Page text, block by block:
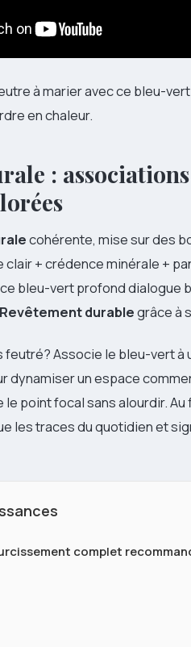
à marier avec ce bleu-
en chaleur.
:
cohérente, mise sur des
clair + crédence minérale +
ce bleu-vert profond
Revêtement durablegrâce à
feutré? Associe le bleu-vert à
dynamiser un espace
le point focal sans alourdir.
les traces du quotidien et
complet